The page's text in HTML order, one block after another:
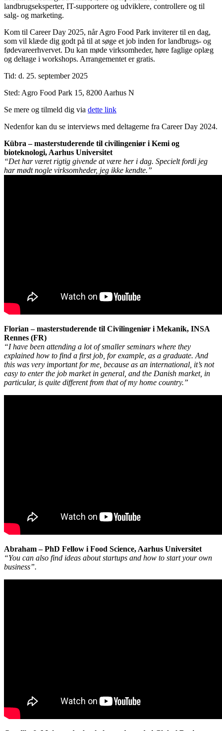
landbrugseksperter, IT-supportere og udviklere, controllere og til
salg- og marketing.
Kom til Career Day 2025, når Agro Food Park inviterer til en dag,
som vil klæde dig godt på til at søge et job inden for landbrugs- og
fødevareerhvervet. Du kan møde virksomheder, høre faglige oplæg
og deltage i workshops. Arrangementet er gratis.
Tid: d. 25. september 2025
Sted: Agro Food Park 15, 8200 Aarhus N
Se mere og tilmeld dig via dette link
Nedenfor kan du se interviews med deltagerne fra Career Day 2024.
Kübra – masterstuderende til civilingeniør i Kemi og
bioteknologi, Aarhus Universitet
“Det har været rigtig givende at være her i dag. Specielt fordi jeg
har mødt nogle virksomheder, jeg ikke kendte.”
Florian – masterstuderende til Civilingeniør i Mekanik, INSA
Rennes (FR)
“I have been attending a lot of smaller seminars where they
explained how to find a first job, for example, as a graduate. And
this was very important for me, because as an international, it’s not
easy to enter the job market in general, and the Danish market, in
particular, is quite different from that of my home country.”
Abraham – PhD Fellow i Food Science, Aarhus Universitet
“You can also find ideas about startups and how to start your own
business”.